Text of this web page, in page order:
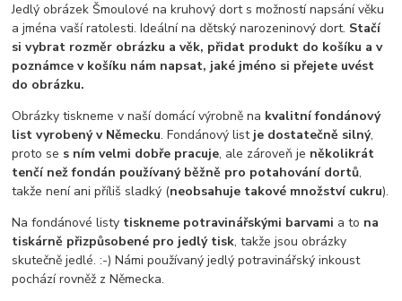
Jedlý obrázek Šmoulové na kruhový dort s možností napsání věku
a jména vaší ratolesti. Ideální na dětský narozeninový dort. Stačí
si vybrat rozměr obrázku a věk, přidat produkt do košíku a v
poznámce v košíku nám napsat, jaké jméno si přejete uvést
do obrázku.
Obrázky tiskneme v naší domácí výrobně na kvalitní fondánový
list vyrobený v Německu. Fondánový list je dostatečně silný,
proto se s ním velmi dobře pracuje, ale zároveň je několikrát
tenčí než fondán používaný běžně pro potahování dortů,
takže není ani příliš sladký (neobsahuje takové množství cukru).
Na fondánové listy tiskneme potravinářskými barvami a to na
tiskárně přizpůsobené pro jedlý tisk, takže jsou obrázky
skutečně jedlé. :-) Námi používaný jedlý potravinářský inkoust
pochází rovněž z Německa.